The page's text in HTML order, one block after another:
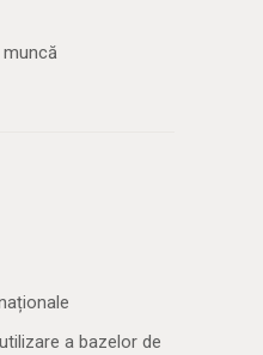
a bazelor de